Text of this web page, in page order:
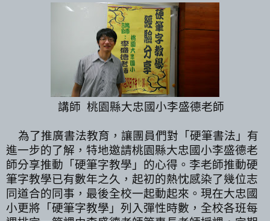
講師 桃園縣大忠國小李盛德老師
為了推廣書法教育，讓團員們對「硬筆書法」有
進一步的了解，特地邀請桃園縣大忠國小李盛德老
師分享推動「硬筆字教學」的心得。李老師推動硬
筆字教學已有數年之久，起初的熱忱感染了幾位志
同道合的同事，最後全校一起動起來。現在大忠國
小更將「硬筆字教學」列入彈性時數，全校各班每